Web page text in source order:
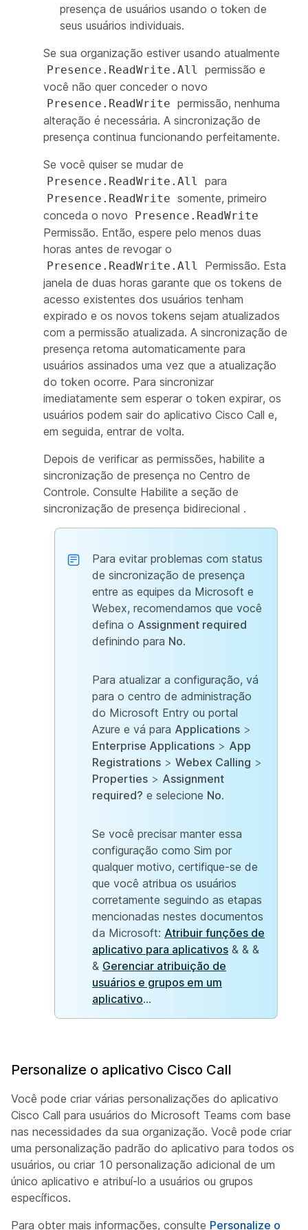
presença de usuários usando o token de
seus usuários individuais.
Se sua organização estiver usando atualmente
Presence.ReadWrite.All
permissão e
você não quer conceder o novo
Presence.ReadWrite permissão, nenhuma
alteração é necessária. A sincronização de
presença continua funcionando perfeitamente.
Se você quiser se mudar de
Presence.ReadWrite.All para
Presence.ReadWrite somente, primeiro
conceda o novo
Presence.ReadWrite
Permissão. Então, espere pelo menos duas
horas antes de revogar o
Presence.ReadWrite.All
Permissão. Esta
janela de duas horas garante que os tokens de
acesso existentes dos usuários tenham
expirado e os novos tokens sejam atualizados
com a permissão atualizada. A sincronização de
presença retoma automaticamente para
usuários assinados uma vez que a atualização
do token ocorre. Para sincronizar
imediatamente sem esperar o token expirar, os
usuários podem sair do aplicativo Cisco Call e,
em seguida, entrar de volta.
Depois de verificar as permissões, habilite a
sincronização de presença no Centro de
Controle. Consulte Habilite a seção de
sincronização de presença bidirecional .
Para evitar problemas com status
de sincronização de presença
entre as equipes da Microsoft e
Webex, recomendamos que você
defina o Assignment required
definindo para No.
Para atualizar a configuração, vá
para o centro de administração
do Microsoft Entry ou portal
Azure e vá para Applications >
Enterprise Applications > App
Registrations > Webex Calling >
Properties > Assignment
required? e selecione No.
Se você precisar manter essa
configuração como Sim por
qualquer motivo, certifique-se de
que você atribua os usuários
corretamente seguindo as etapas
mencionadas nestes documentos
da Microsoft: Atribuir funções de
aplicativo para aplicativos & & &
& Gerenciar atribuição de
usuários e grupos em um
aplicativo...
Personalize o aplicativo Cisco Call
Você pode criar várias personalizações do aplicativo
Cisco Call para usuários do Microsoft Teams com base
nas necessidades da sua organização. Você pode criar
uma personalização padrão do aplicativo para todos os
usuários, ou criar 10 personalização adicional de um
único aplicativo e atribuí-lo a usuários ou grupos
específicos.
Para obter mais informações, consulte Personalize o